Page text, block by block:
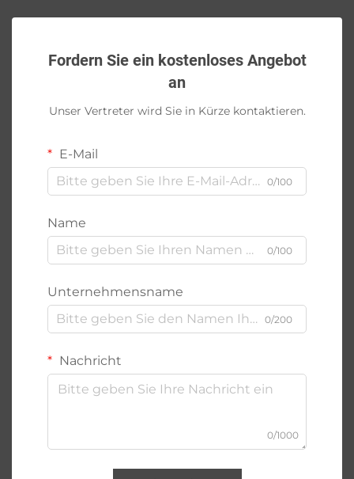
Fordern Sie ein kostenloses Angebot
an
Unser Vertreter wird Sie in Kürze kontaktieren.
E-Mail
0/100
Name
0/100
Unternehmensname
0/200
Nachricht
0/1000